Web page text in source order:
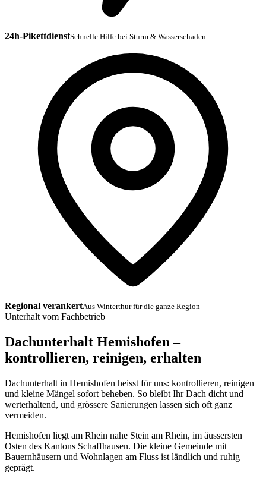
24h-PikettdienstSchnelle Hilfe bei Sturm & Wasserschaden
Regional verankertAus Winterthur für die ganze Region
Unterhalt vom Fachbetrieb
Dachunterhalt Hemishofen –
kontrollieren, reinigen, erhalten
Dachunterhalt in Hemishofen heisst für uns: kontrollieren, reinigen
und kleine Mängel sofort beheben. So bleibt Ihr Dach dicht und
werterhaltend, und grössere Sanierungen lassen sich oft ganz
vermeiden.
Hemishofen liegt am Rhein nahe Stein am Rhein, im äussersten
Osten des Kantons Schaffhausen. Die kleine Gemeinde mit
Bauernhäusern und Wohnlagen am Fluss ist ländlich und ruhig
geprägt.